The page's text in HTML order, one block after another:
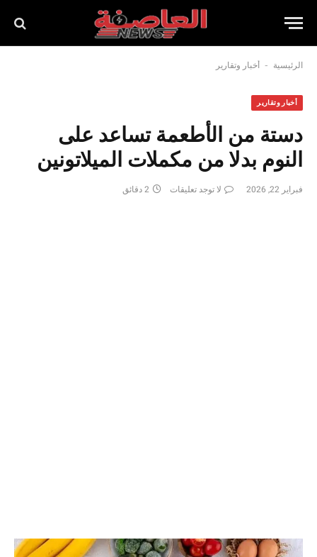
الرئيسية - أخبار وتقارير
أخبار وتقارير
دستة من الأطعمة تساعد على
النوم بدلا من مكملات الميلاتونين
فبراير 22, 2026 لا توجد تعليقات 2 دقائق